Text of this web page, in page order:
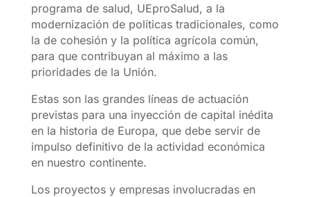
programa de salud, UEproSalud, a la
modernización de políticas tradicionales, como
la de cohesión y la política agrícola común,
para que contribuyan al máximo a las
prioridades de la Unión.
Estas son las grandes líneas de actuación
previstas para una inyección de capital inédita
en la historia de Europa, que debe servir de
impulso definitivo de la actividad económica
en nuestro continente.
Los proyectos y empresas involucradas en